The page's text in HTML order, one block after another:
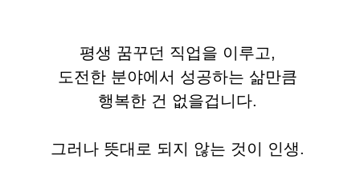
평생 꿈꾸던 직업을 이루고,
도전한 분야에서 성공하는 삶만큼
행복한 건 없을겁니다.
그러나 뜻대로 되지 않는 것이 인생.